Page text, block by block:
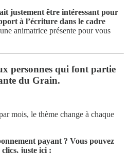
justement être intéressant pour
à l’écriture dans le cadre
animatrice présente pour vous
personnes qui font partie
du Grain.
mois, le thème change à chaque
payant ? Vous pouvez
juste ici :